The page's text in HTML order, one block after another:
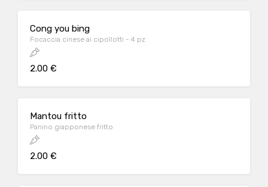
Cong you bing
Focaccia cinese ai cipollotti - 4 pz
2.00 €
Mantou fritto
Panino giapponese fritto
2.00 €